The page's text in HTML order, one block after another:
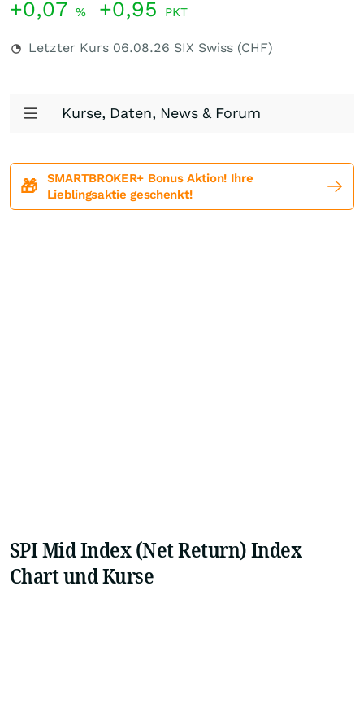
+0,07 % +0,95 PKT
Letzter Kurs 06.08.26 SIX Swiss (CHF)
Kurse, Daten, News & Forum
🎁
SMARTBROKER+ Bonus Aktion! Ihre
Lieblingsaktie geschenkt!
SPI Mid Index (Net Return) Index
Chart und Kurse